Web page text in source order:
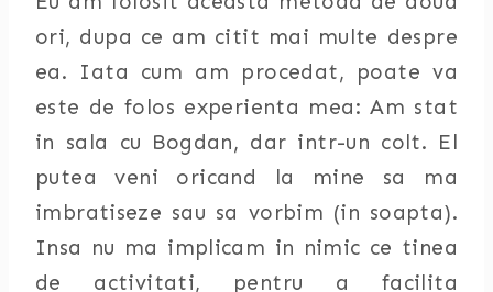
ori, dupa ce am citit mai multe despre
ea. Iata cum am procedat, poate va
este de folos experienta mea: Am stat
in sala cu Bogdan, dar intr-un colt. El
putea veni oricand la mine sa ma
imbratiseze sau sa vorbim (in soapta).
Insa nu ma implicam in nimic ce tinea
de activitati, pentru a facilita